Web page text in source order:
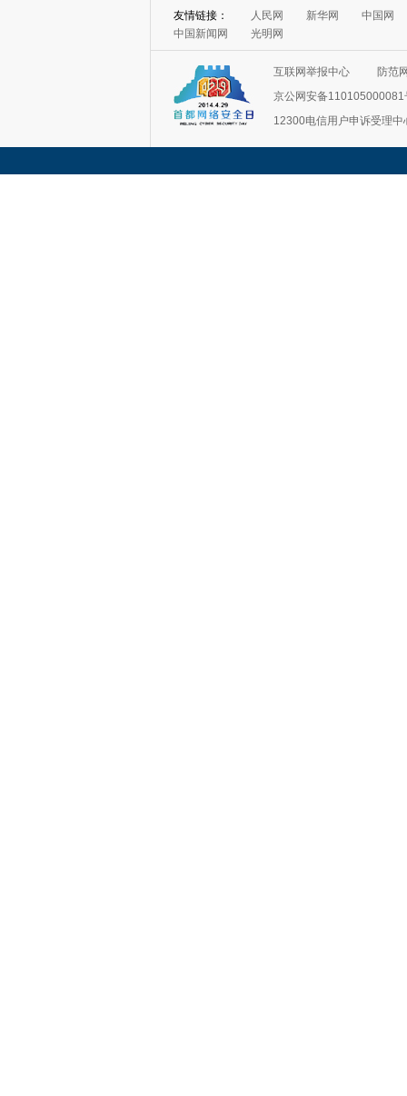
友情链接： 人民网 新华网
中国网
中国新闻网
光明网
互联网举报中心
防范
京公网安备110105000081
12300电信用户申诉受理中